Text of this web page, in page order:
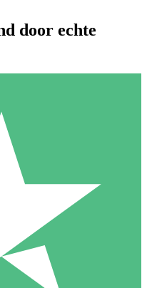
Geen maandelijkse
00
door echte